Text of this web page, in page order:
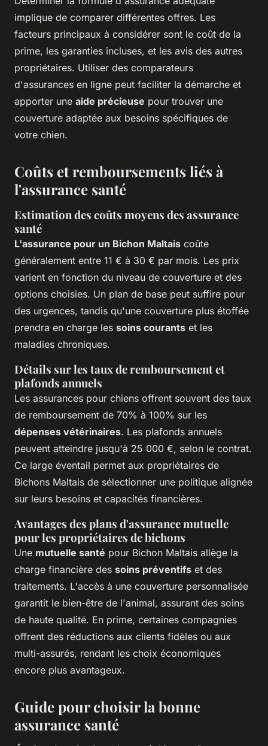
implique de comparer différentes offres. Les
facteurs principaux à considérer sont le coût de la
prime, les garanties incluses, et les avis des autres
propriétaires. Utiliser des comparateurs
d'assurances en ligne peut faciliter la démarche et
apporter une aide précieuse pour trouver une
couverture adaptée aux besoins spécifiques de
votre chien.
Coûts et remboursements liés à
l'assurance santé
Estimation des coûts moyens des assurance
santé
L'assurance pour un Bichon Maltais coûte
généralement entre 11 € à 30 € par mois. Les prix
varient en fonction du niveau de couverture et des
options choisies. Un plan de base peut suffire pour
des urgences, tandis qu'une couverture plus étoffée
prendra en charge les soins courants et les
maladies chroniques.
Détails sur les taux de remboursement et
plafonds annuels
Les assurances pour chiens offrent souvent des taux
de remboursement de 70% à 100% sur les
dépenses vétérinaires. Les plafonds annuels
peuvent atteindre jusqu'à 25 000 €, selon le contrat.
Ce large éventail permet aux propriétaires de
Bichons Maltais de sélectionner une politique alignée
sur leurs besoins et capacités financières.
Avantages des plans d'assurance mutuelle
pour les propriétaires de bichons
Une mutuelle santé pour Bichon Maltais allège la
charge financière des soins préventifs et des
traitements. L'accès à une couverture personnalisée
garantit le bien-être de l'animal, assurant des soins
de haute qualité. En prime, certaines compagnies
offrent des réductions aux clients fidèles ou aux
multi-assurés, rendant les choix économiques
encore plus avantageux.
Guide pour choisir la bonne
assurance santé